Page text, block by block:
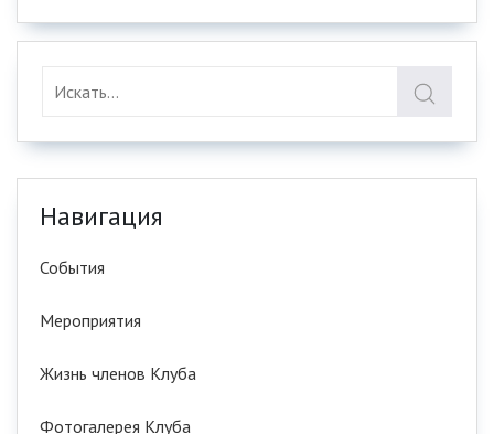
Навигация
События
Мероприятия
Жизнь членов Клуба
Фотогалерея Клуба